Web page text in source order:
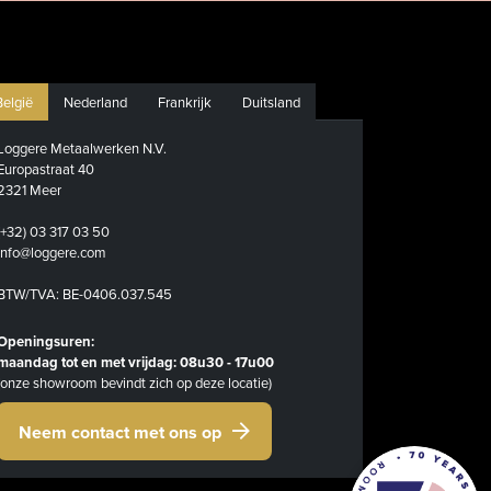
Nederland Frankrijk Duitsland
Metaalwerken N.V.
40
Meer
03 317 03 50
TVA: BE-0406.037.545
tot en met vrijdag: 08u30 - 17u00
showroom bevindt zich op deze locatie)
Neem contact met ons op